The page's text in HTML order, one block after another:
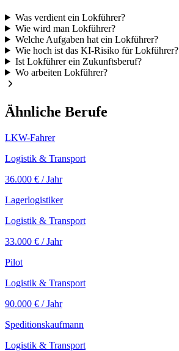
Was verdient ein Lokführer?
Wie wird man Lokführer?
Welche Aufgaben hat ein Lokführer?
Wie hoch ist das KI-Risiko für Lokführer?
Ist Lokführer ein Zukunftsberuf?
Wo arbeiten Lokführer?
Ähnliche Berufe
LKW-Fahrer
Logistik & Transport
36.000 € / Jahr
Lagerlogistiker
Logistik & Transport
33.000 € / Jahr
Pilot
Logistik & Transport
90.000 € / Jahr
Speditionskaufmann
Logistik & Transport